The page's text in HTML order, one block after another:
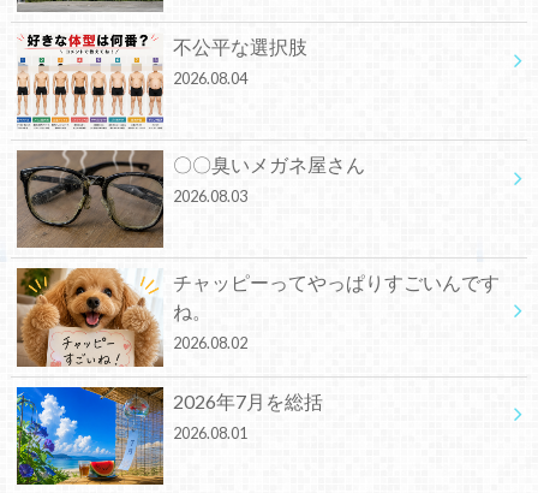
不公平な選択肢
2026.08.04
〇〇臭いメガネ屋さん
2026.08.03
チャッピーってやっぱりすごいんです
ね。
2026.08.02
2026年7月を総括
2026.08.01